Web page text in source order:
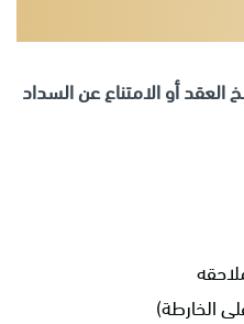
أو الامتناع عن السداد
الخارطة)